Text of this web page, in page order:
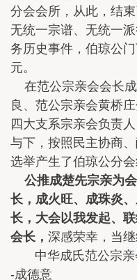
分会会所，从此，结
无统一宗谱、无统一
务历史事件，伯琼公
元。
在范公宗亲会会长
良、范公宗亲会黄桥
四大支系宗亲会负责
与下，按照民主协商
选举产生了伯琼公分
公推成楚先宗亲为
长，成火旺、成珠炎
长，大会以我发起、
会长， 深感荣幸，当
中华成氏范公宗亲
-成德意